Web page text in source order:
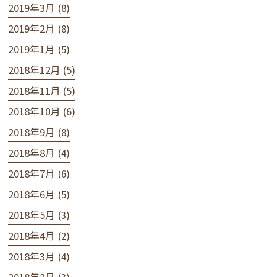
2019年3月 (8)
2019年2月 (8)
2019年1月 (5)
2018年12月 (5)
2018年11月 (5)
2018年10月 (6)
2018年9月 (8)
2018年8月 (4)
2018年7月 (6)
2018年6月 (5)
2018年5月 (3)
2018年4月 (2)
2018年3月 (4)